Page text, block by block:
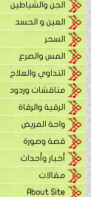
الجن والشياطين
العين و الحسد
السحر
المس والصرع
التداوي والعلاج
مناقشات وردود
الرقية والرقاة
واحة المريض
قصة وصورة
أخبار وأحداث
مقالات
About Site